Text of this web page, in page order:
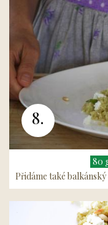
8.
80
Přidáme také